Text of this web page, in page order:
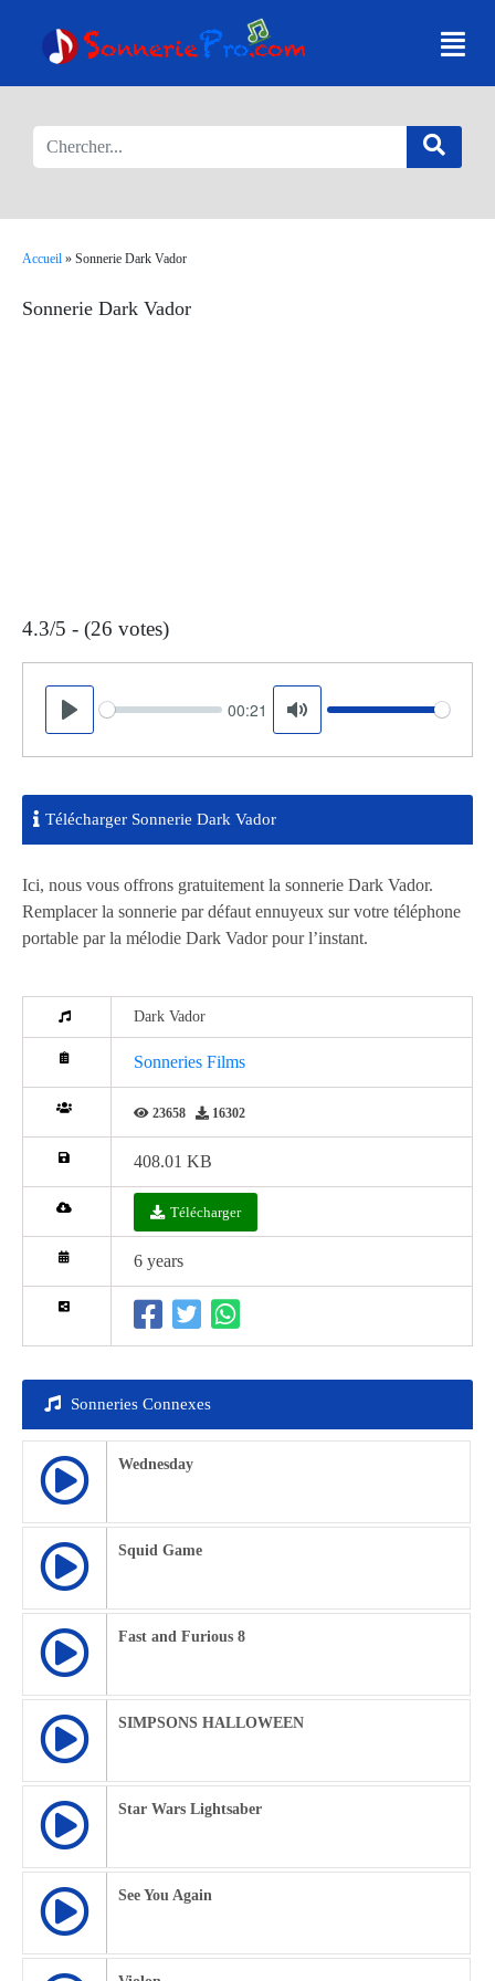
Accueil » Sonnerie Dark Vador
Sonnerie Dark Vador
4.3/5 - (26 votes)
Play
Seek 00:21
Mute
Volume
Télécharger Sonnerie Dark Vador
Ici, nous vous offrons gratuitement la sonnerie Dark Vador.
Remplacer la sonnerie par défaut ennuyeux sur votre téléphone
portable par la mélodie Dark Vador pour l’instant.
Dark Vador
Sonneries Films
23658 16302
408.01 KB
Télécharger
6 years
Sonneries Connexes
Wednesday
Squid Game
Fast and Furious 8
SIMPSONS HALLOWEEN
Star Wars Lightsaber
See You Again